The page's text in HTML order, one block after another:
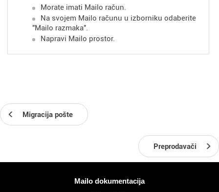
Morate imati Mailo račun.
Na svojem Mailo računu u izborniku odaberite
"Mailo razmaka".
Napravi Mailo prostor.
Migracija pošte
Preprodavači
Mailo dokumentacija